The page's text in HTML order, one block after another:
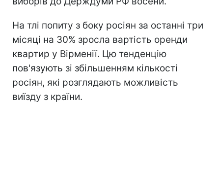
На тлі попиту з боку росіян за останні три
місяці на 30% зросла вартість оренди
квартир у Вірменії. Цю тенденцію
пов'язують зі збільшенням кількості
росіян, які розглядають можливість
виїзду з країни.